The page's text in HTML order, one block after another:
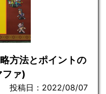
方法とポイントの
ァ)
投稿日：2022/08/07